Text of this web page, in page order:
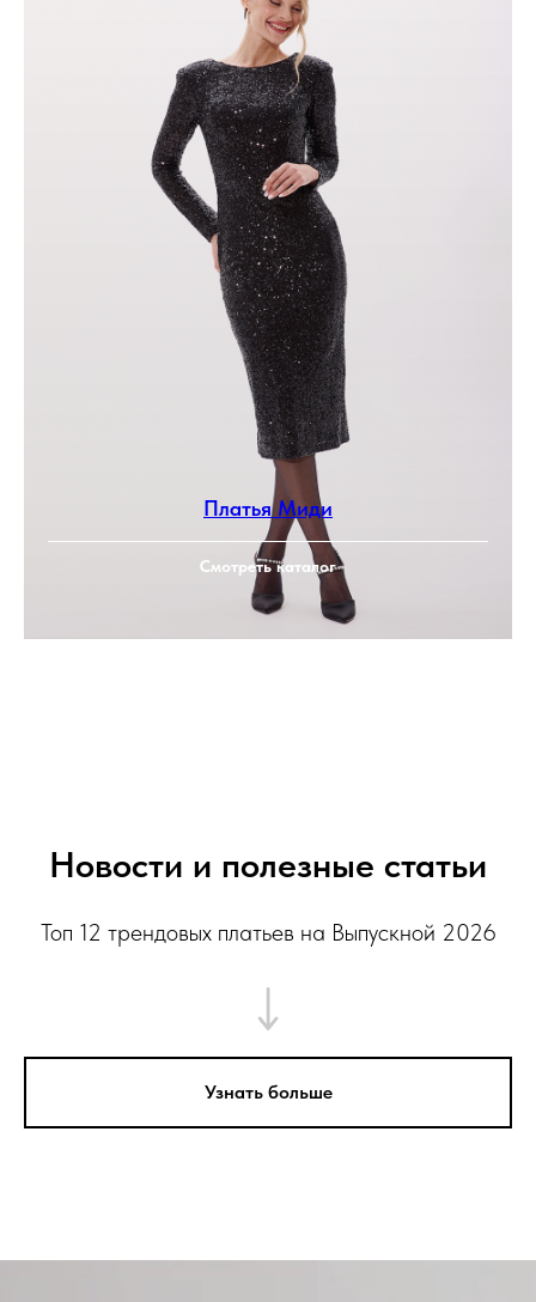
Платья Миди
Смотреть каталог
Новости и полезные статьи
Топ 12 трендовых платьев на Выпускной 2026
Узнать больше